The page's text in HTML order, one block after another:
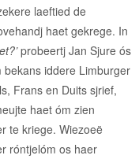
laeftied de
haet gekrege. In
probeertj Jan Sjure ós
iddere Limburger
Frans en Duits sjrief,
haet óm zien
te kriege. Wiezoeë
róntjelóm os haer